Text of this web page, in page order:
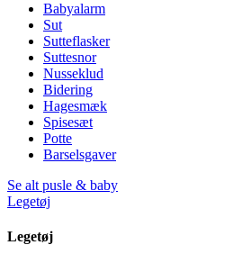
Babyalarm
Sut
Sutteflasker
Suttesnor
Nusseklud
Bidering
Hagesmæk
Spisesæt
Potte
Barselsgaver
Se alt pusle & baby
Legetøj
Legetøj